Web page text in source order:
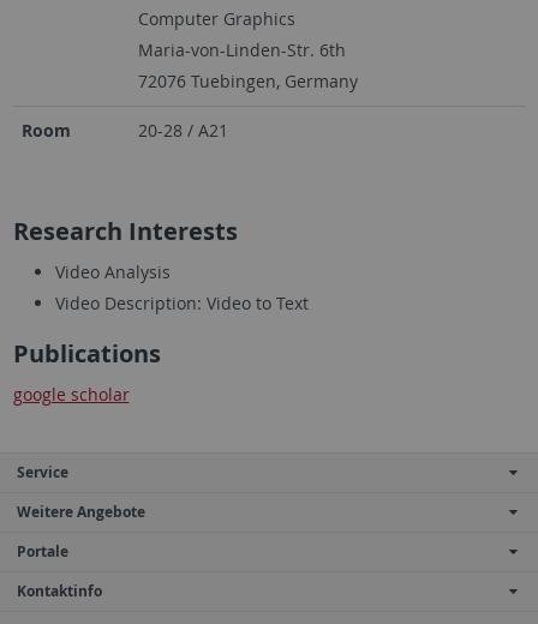
Computer Graphics
Maria-von-Linden-Str. 6th
72076 Tuebingen, Germany
Room 20-28 / A21
Research Interests
Video Analysis
Video Description: Video to Text
Publications
google scholar
Service
Weitere Angebote
Portale
Kontaktinfo